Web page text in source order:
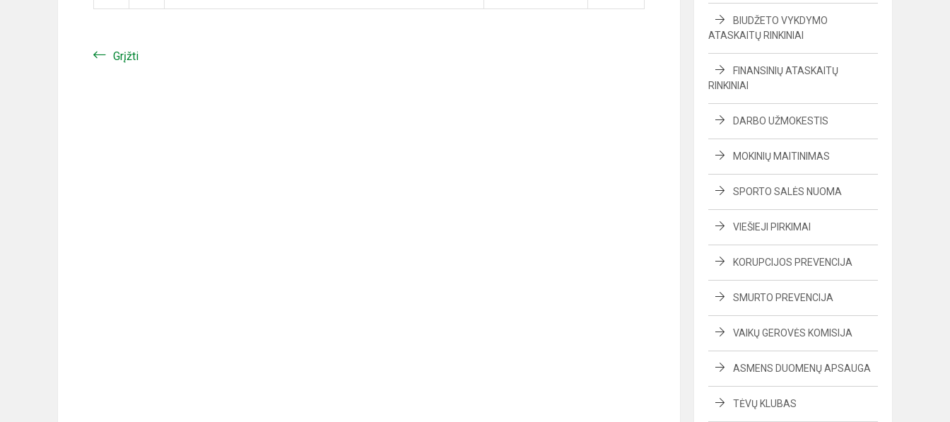
Grįžti
BIUDŽETO VYKDYMO
ATASKAITŲ RINKINIAI
FINANSINIŲ ATASKAITŲ
RINKINIAI
DARBO UŽMOKESTIS
MOKINIŲ MAITINIMAS
SPORTO SALĖS NUOMA
VIEŠIEJI PIRKIMAI
KORUPCIJOS PREVENCIJA
SMURTO PREVENCIJA
VAIKŲ GEROVĖS KOMISIJA
ASMENS DUOMENŲ APSAUGA
TĖVŲ KLUBAS